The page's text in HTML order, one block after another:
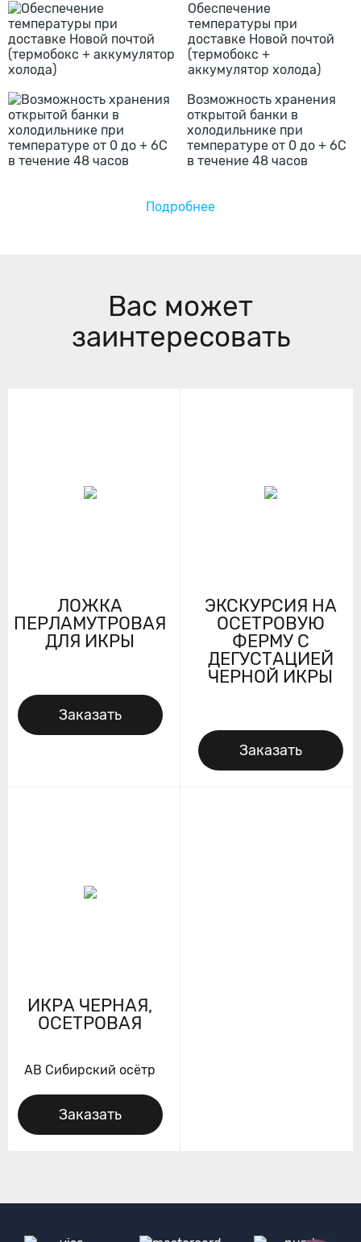
Обеспечение
температуры при
доставке Новой почтой
(термобокс +
аккумулятор холода)
Возможность хранения
открытой банки в
холодильнике при
температуре от 0 до + 6С
в течение 48 часов
Подробнее
Вас может
заинтересовать
ЛОЖКА
ПЕРЛАМУТРОВАЯ
ДЛЯ ИКРЫ
Заказать
ЭКСКУРСИЯ НА
ОСЕТРОВУЮ
ФЕРМУ С
ДЕГУСТАЦИЕЙ
ЧЕРНОЙ ИКРЫ
Заказать
ИКРА ЧЕРНАЯ,
ОСЕТРОВАЯ
AB Сибирский осётр
Заказать